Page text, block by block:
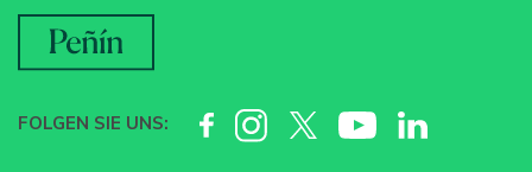
FOLGEN SIE UNS: